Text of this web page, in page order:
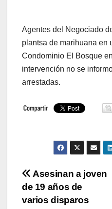
Agentes del Negociado
plantsa de marihuana en
Condominio El Bosque
intervención no se
arrestadas.
Navegación
de
Asesinan a joven
de 19 años de
varios disparos